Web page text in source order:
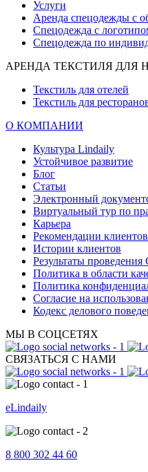
Услуги
Аренда спецодежды с
Спецодежда с
Спецодежда по
АРЕНДА ТЕКСТИЛЯ ДЛЯ
Текстиль для отелей
Текстиль для
О КОМПАНИИ
Культура Lindaily
Устойчивое развитие
Блог
Статьи
Электронный
Виртуальный тур по
Карьера
Рекомендации клиентов
Истории клиентов
Результаты
Политика в области
Политика
Согласие на
Кодекс делового
МЫ В СОЦСЕТЯХ
СВЯЗАТЬСЯ С НАМИ
eLindaily
8 800 302 44 60